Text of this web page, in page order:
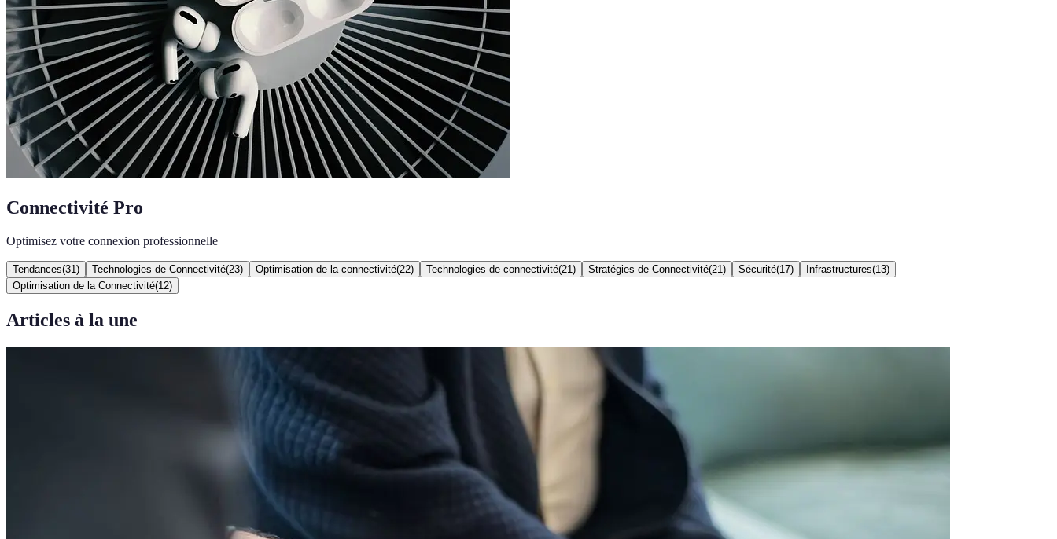
Connectivité Pro
Optimisez votre connexion professionnelle
Tendances(31 ) Technologies de Connectivité(23) Optimisation de la connectivité(22) Technologies de connectivité(21 ) Stratégies de Connectivité(21 ) Sécurité(17) Infrastructures(13)
Optimisation de la Connectivité(12)
Articles à la une